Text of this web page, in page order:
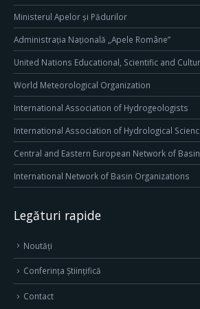
Ministerul Apelor și Pădurilor
Administrația Națională „Apele Române”
United Nations Educational, Scientific and
World Meteorological Organization
International Association of Hydrogeologists
International Association of Hydrological
Central and Eastern European Network of
International Network of Basin Organizations
Legături rapide
Noutăți
Conferința Științifică
Contact